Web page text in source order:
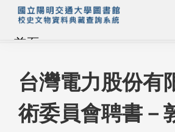
首頁
藏品查詢
校史館簡介
台灣電力股份有
術委員會聘書－